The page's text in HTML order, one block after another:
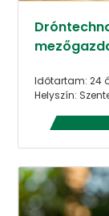
Időtartam: 24
Helyszín: